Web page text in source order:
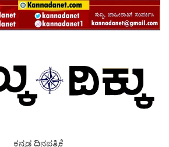
ಕನ್ನಡ ದಿನಪತ್ರಿಕೆ